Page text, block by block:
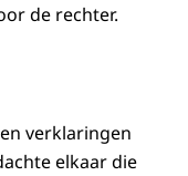
de rechter.
verklaringen
elkaar die